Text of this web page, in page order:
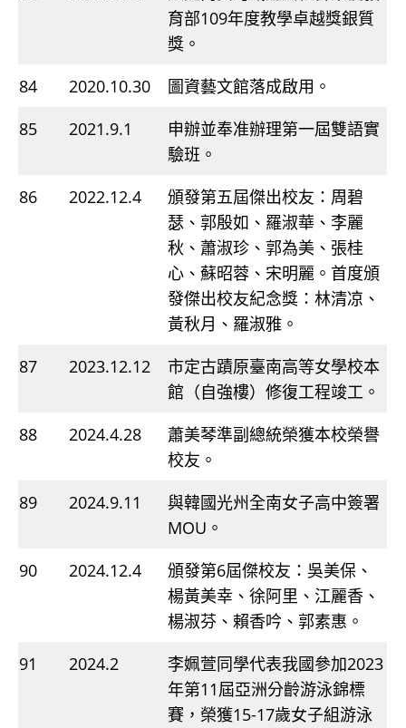
育部109年度教學卓越獎銀質
獎。
84
2020.10.30
圖資藝文館落成啟用。
85
2021.9.1
申辦並奉准辦理第一屆雙語實
驗班。
86
2022.12.4
頒發第五屆傑出校友：周碧
瑟、郭殷如、羅淑華、李麗
秋、蕭淑珍、郭為美、張桂
心、蘇昭蓉、宋明麗。首度頒
發傑出校友紀念獎：林清凉、
黃秋月、羅淑雅。
87
2023.12.12
市定古蹟原臺南高等女學校本
館（自強樓）修復工程竣工。
88
2024.4.28
蕭美琴準副總統榮獲本校榮譽
校友。
89
2024.9.11
與韓國光州全南女子高中簽署
MOU。
90
2024.12.4
頒發第6屆傑校友：吳美保、
楊黃美幸、徐阿里、江麗香、
楊淑芬、賴香吟、郭素惠。
91
2024.2
李姵萱同學代表我國參加2023
年第11屆亞洲分齡游泳錦標
賽，榮獲15-17歲女子組游泳